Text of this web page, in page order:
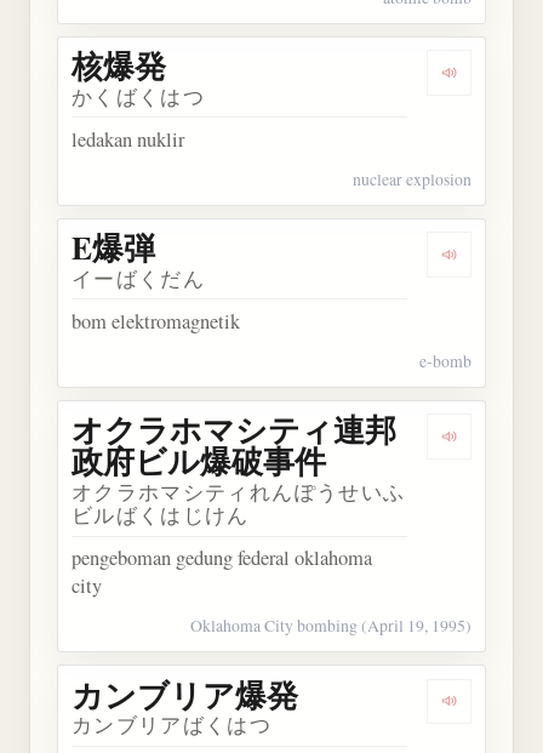
Dengarkan
核爆発
かくばくはつ
ledakan nuklir
nuclear explosion
Dengarkan
E爆弾
イーばくだん
bom elektromagnetik
e-bomb
オクラホマシティ連邦
政府ビル爆破事件
オクラホマシティれんぽうせいふ
ビルばくはじけん
pengeboman gedung federal oklahoma
city
Oklahoma City bombing (April 19, 1995)
Dengarkan
カンブリア爆発
カンブリアばくはつ